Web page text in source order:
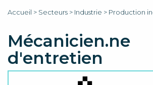
Accueil > Secteurs > Industrie > Production
Mécanicien.ne
d'entretien